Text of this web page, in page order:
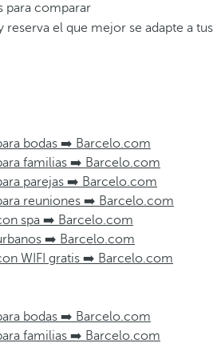
para comparar
reserva el que mejor se adapte a tus
bodas ➡️ Barcelo.com
familias ➡️ Barcelo.com
parejas ➡️ Barcelo.com
reuniones ➡️ Barcelo.com
spa ➡️ Barcelo.com
➡️ Barcelo.com
WIFI gratis ➡️ Barcelo.com
bodas ➡️ Barcelo.com
familias ➡️ Barcelo.com